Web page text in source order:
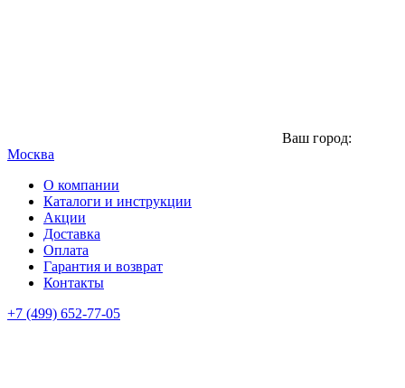
Ваш город:
Москва
О компании
Каталоги и инструкции
Акции
Доставка
Оплата
Гарантия и возврат
Контакты
+7 (499) 652-77-05